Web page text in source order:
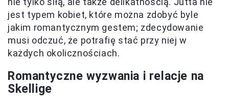
jest typem kobiet, które można zdobyć byle
jakim romantycznym gestem; zdecydowanie
musi odczuć, że potrafię stać przy niej w
każdych okolicznościach.
Romantyczne wyzwania i relacje na
Skellige